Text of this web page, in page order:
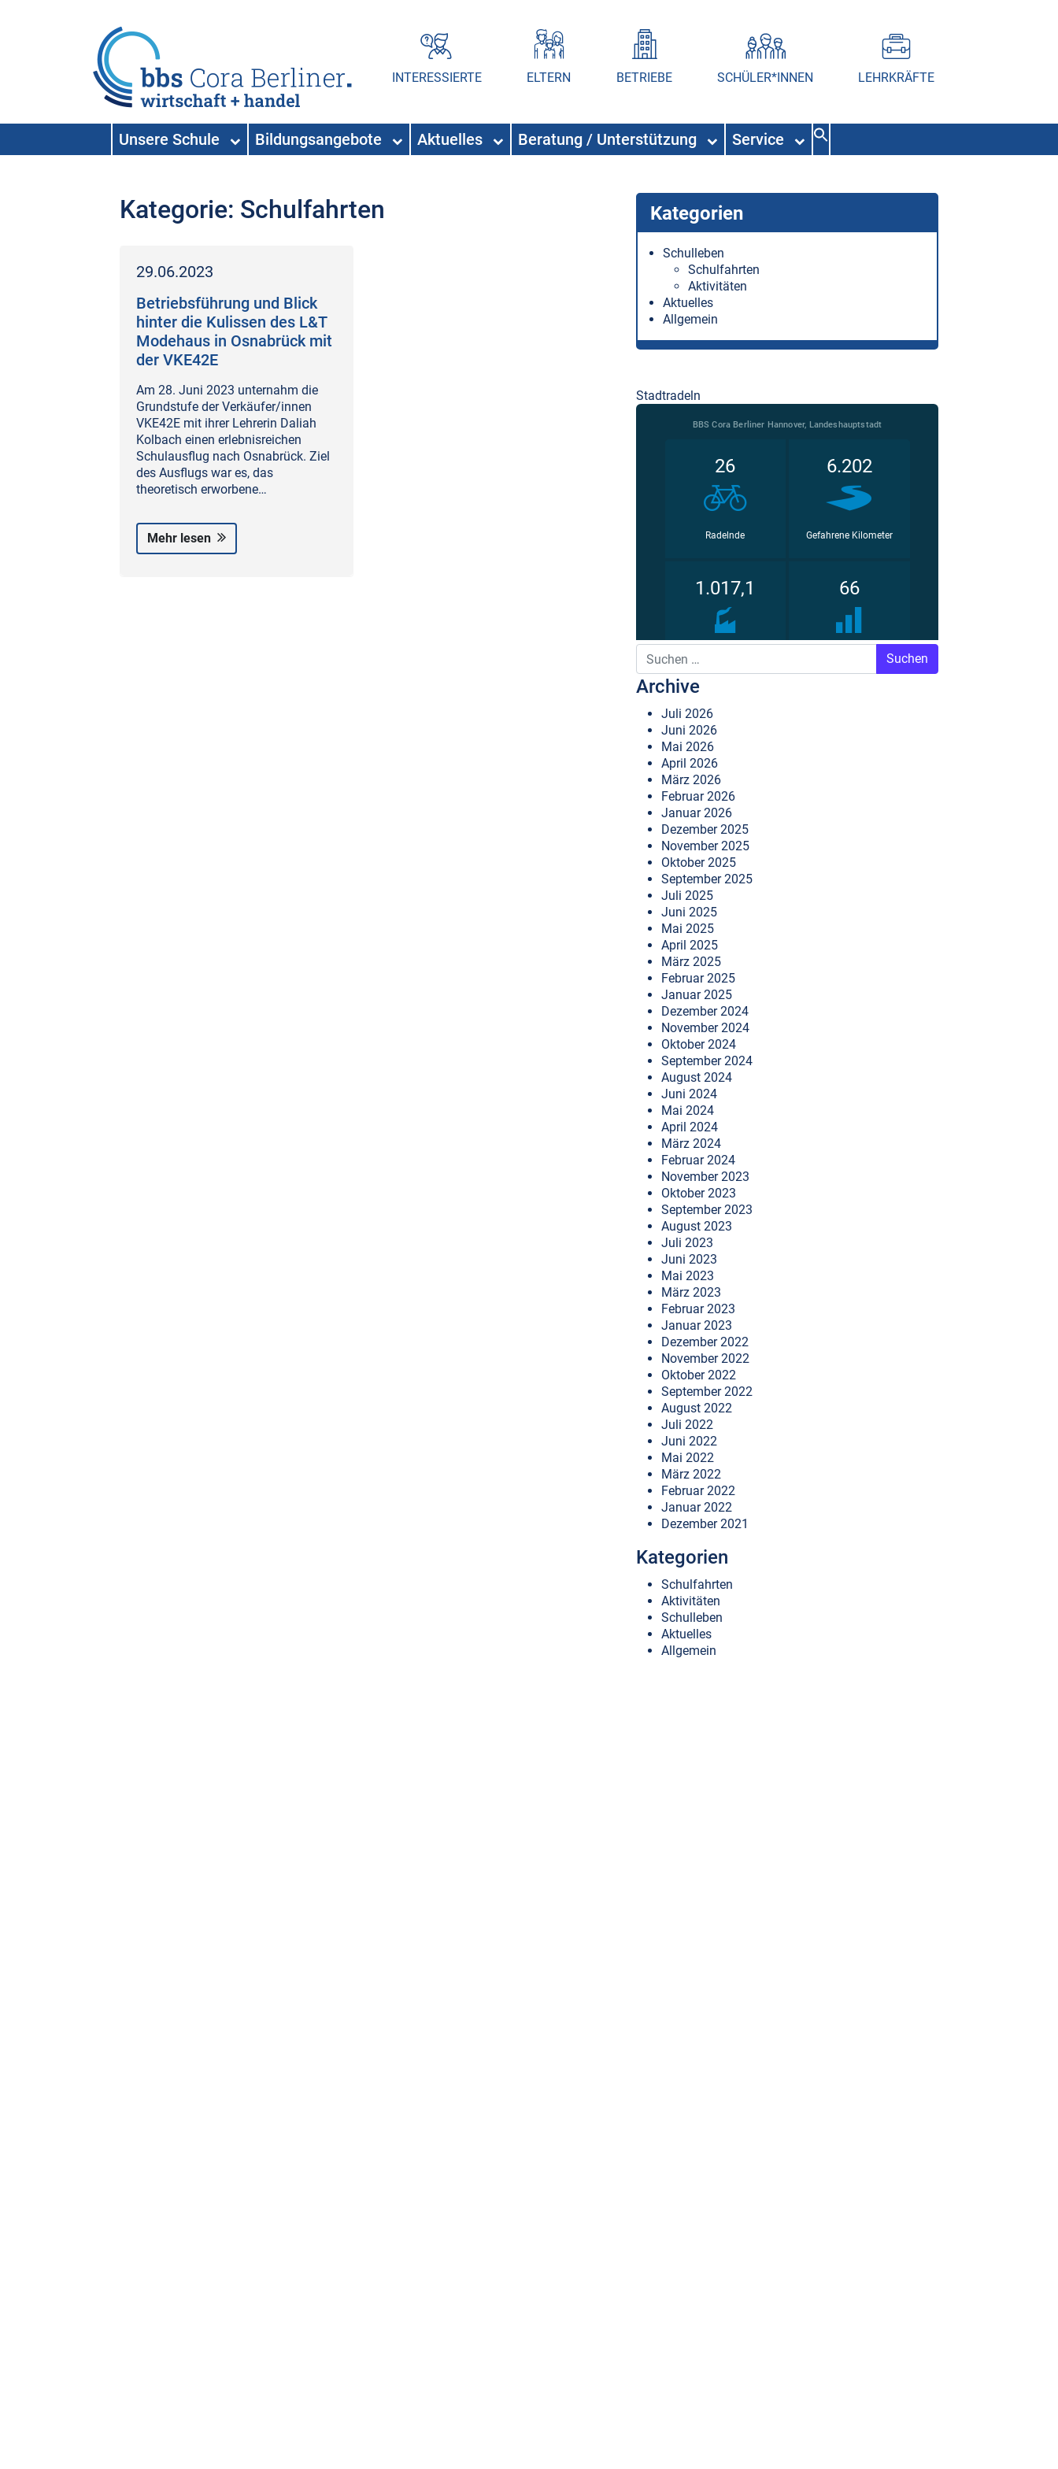
HAUPTNAVIGATION
INTERESSIERTE ELTERN BETRIEBE SCHÜLER*INNEN LEHRKRÄFTE
Hauptnavigation
Unsere Schule Bildungsangebote Aktuelles Beratung / Unterstützung Service
Kategorie: Schulfahrten
29.06.2023
Betriebsführung und Blick
hinter die Kulissen des L&T
Modehaus in Osnabrück mit
der VKE42E
Am 28. Juni 2023 unternahm die
Grundstufe der Verkäufer/innen
VKE42E mit ihrer Lehrerin Daliah
Kolbach einen erlebnisreichen
Schulausflug nach Osnabrück. Ziel
des Ausflugs war es, das
theoretisch erworbene…
Mehr lesen
Kategorien
Schulleben
Schulfahrten
Aktivitäten
Aktuelles
Allgemein
Stadtradeln
Suche nach:
Archive
Juli 2026
Juni 2026
Mai 2026
April 2026
März 2026
Februar 2026
Januar 2026
Dezember 2025
November 2025
Oktober 2025
September 2025
Juli 2025
Juni 2025
Mai 2025
April 2025
März 2025
Februar 2025
Januar 2025
Dezember 2024
November 2024
Oktober 2024
September 2024
August 2024
Juni 2024
Mai 2024
April 2024
März 2024
Februar 2024
November 2023
Oktober 2023
September 2023
August 2023
Juli 2023
Juni 2023
Mai 2023
März 2023
Februar 2023
Januar 2023
Dezember 2022
November 2022
Oktober 2022
September 2022
August 2022
Juli 2022
Juni 2022
Mai 2022
März 2022
Februar 2022
Januar 2022
Dezember 2021
Kategorien
Schulfahrten
Aktivitäten
Schulleben
Aktuelles
Allgemein